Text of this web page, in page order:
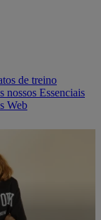
de treino
nossos Essenciais
Web